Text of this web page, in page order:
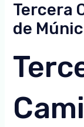
Tercera
de